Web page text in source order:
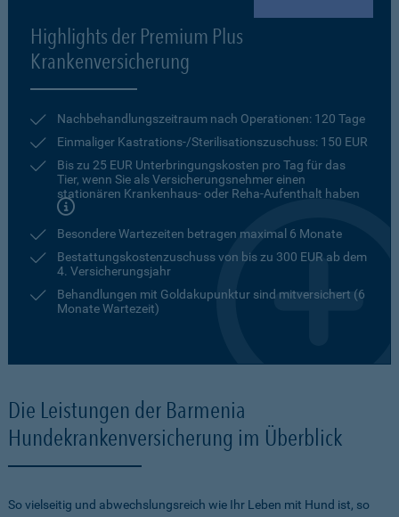
Highlights der Premium Plus
Krankenversicherung
Nachbehandlungszeitraum nach Operationen: 120 Tage
Einmaliger Kastrations-/Sterilisationszuschuss: 150 EUR
Bis zu 25 EUR Unterbringungskosten pro Tag für das
Tier, wenn Sie als Versicherungsnehmer einen
stationären Krankenhaus- oder Reha-Aufenthalt haben
Besondere Wartezeiten betragen maximal 6 Monate
Bestattungskostenzuschuss von bis zu 300 EUR ab dem
4. Versicherungsjahr
Behandlungen mit Goldakupunktur sind mitversichert (6
Monate Wartezeit)
Die Leistungen der Barmenia
Hundekrankenversicherung im Überblick
So vielseitig und abwechslungsreich wie Ihr Leben mit Hund ist, so